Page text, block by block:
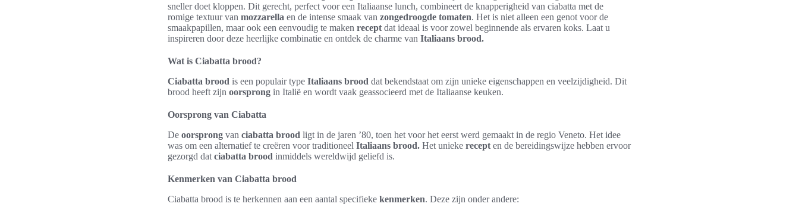
sneller doet kloppen. Dit gerecht, perfect voor een Italiaanse lunch, combineert de knapperigheid van ciabatta met de
romige textuur van mozzarella en de intense smaak van zongedroogde tomaten. Het is niet alleen een genot voor de
smaakpapillen, maar ook een eenvoudig te maken recept dat ideaal is voor zowel beginnende als ervaren koks. Laat u
inspireren door deze heerlijke combinatie en ontdek de charme van Italiaans brood.
Wat is Ciabatta brood?
Ciabatta brood is een populair type Italiaans brood dat bekendstaat om zijn unieke eigenschappen en veelzijdigheid. Dit
brood heeft zijn oorsprong in Italië en wordt vaak geassocieerd met de Italiaanse keuken.
Oorsprong van Ciabatta
De oorsprong van ciabatta brood ligt in de jaren ’80, toen het voor het eerst werd gemaakt in de regio Veneto. Het idee
was om een alternatief te creëren voor traditioneel Italiaans brood. Het unieke recept en de bereidingswijze hebben ervoor
gezorgd dat ciabatta brood inmiddels wereldwijd geliefd is.
Kenmerken van Ciabatta brood
Ciabatta brood is te herkennen aan een aantal specifieke kenmerken. Deze zijn onder andere: